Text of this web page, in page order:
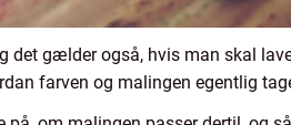
det gælder også, hvis man skal
farven og malingen egentlig